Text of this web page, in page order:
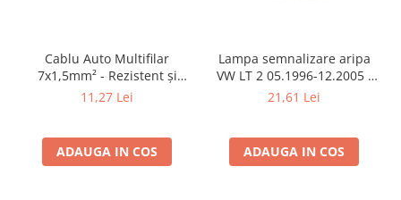
Cablu Auto Multifilar
7x1,5mm² - Rezistent și
Flexibil pentru Remorci 12V-
11,27 Lei
ADAUGA IN COS
Lampa semnalizare aripa
VW LT 2 05.1996-12.2005 ;
Mercedes Sprinter 1995-
Neoplan Euroliner,
Starliner,Centroliner,
21,61 Lei
ADAUGA IN COS